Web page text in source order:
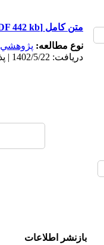
متن کامل [PDF 442 kb]
نوع مطالعه: پژوهشي
دریافت: 1402/5/22 | پذیرش: 1402/3/10 | انتشار: 1402/3/10
بازنشر اطلاعات